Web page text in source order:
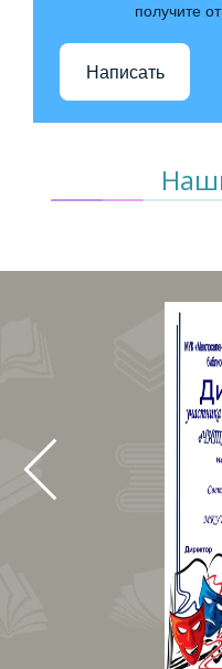
получите
Написать